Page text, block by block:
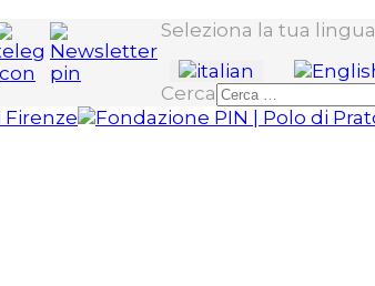
Seleziona la tua lingua
Cerca